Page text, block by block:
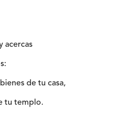
acercas
de tu casa,
tu templo.